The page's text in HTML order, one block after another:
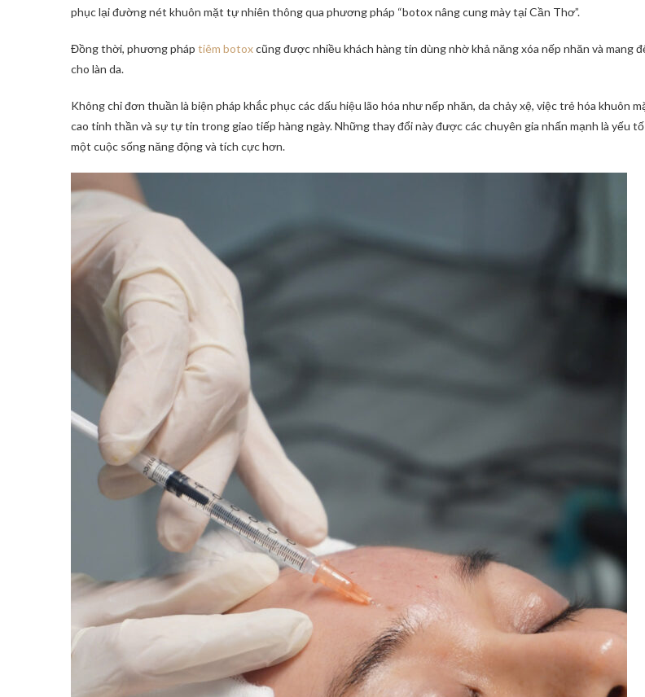
phục lại đường nét khuôn mặt tự nhiên thông qua phương pháp “botox nâng cung mày tại Cần Thơ”.
Đồng thời, phương pháp tiêm botoxcũng được nhiều khách hàng tin dùng nhờ khả năng xóa nếp nhăn và mang
cho làn da.
Không chỉ đơn thuần là biện pháp khắc phục các dấu hiệu lão hóa như nếp nhăn, da chảy xệ, việc trẻ hóa khuôn
cao tinh thần và sự tự tin trong giao tiếp hàng ngày. Những thay đổi này được các chuyên gia nhấn mạnh là yếu
một cuộc sống năng động và tích cực hơn.